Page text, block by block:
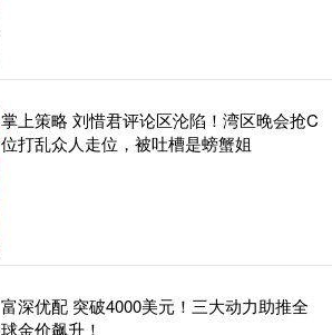
掌上策略 刘惜君评论区沦陷！湾区晚会抢C
位打乱众人走位，被吐槽是螃蟹姐
富深优配 突破4000美元！三大动力助推全
球金价飙升！